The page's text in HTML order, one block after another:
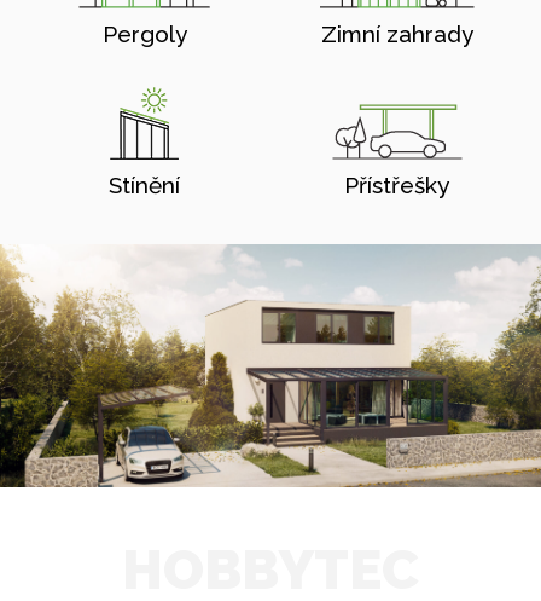
Pergoly Zimní zahrady
Stínění Přístřešky